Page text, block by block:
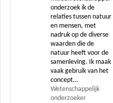
onderzoek ik de
relaties tussen natuur
en mensen, met
nadruk op de diverse
waarden die de
natuur heeft voor de
samenleving. Ik maak
vaak gebruik van het
concept…
Wetenschappelijk
onderzoeker